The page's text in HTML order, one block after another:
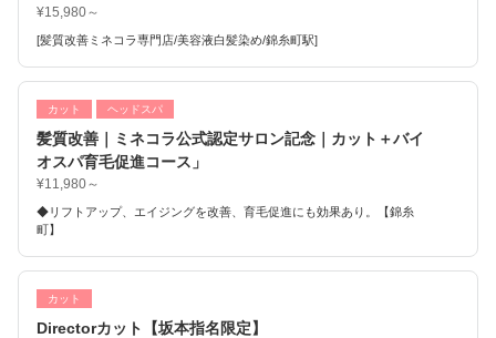
¥15,980～
[髪質改善ミネコラ専門店/美容液白髪染め/錦糸町駅]
カット ヘッドスパ
髪質改善｜ミネコラ公式認定サロン記念｜カット＋バイ
オスパ育毛促進コース」
¥11,980～
◆リフトアップ、エイジングを改善、育毛促進にも効果あり。【錦糸
町】
カット
Directorカット【坂本指名限定】